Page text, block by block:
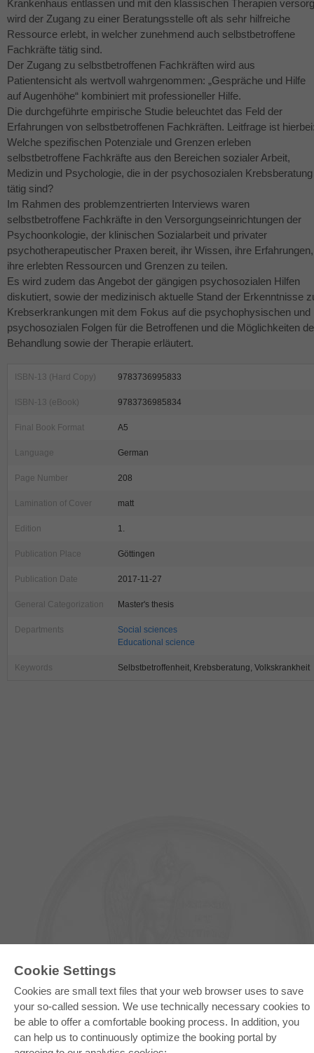
Cookie Settings
Cookies are small text files that your web browser uses to save
your so-called session. We use technically necessary cookies to
be able to offer a comfortable booking process. In addition, you
can help us to continuously optimize the booking portal by
Krankenhaus entlassen und mit den klassischen Therapien
wird der Zugang zu einer Beratungsstelle oft als sehr hilfreiche
Ressource erlebt, in welcher zunehmend auch selbstbetroffene
Fachkräfte tätig sind.
Der Zugang zu selbstbetroffenen Fachkräften wird aus
Patientensicht als wertvoll wahrgenommen: „Gespräche und Hilfe
auf Augenhöhe“ kombiniert mit professioneller Hilfe.
Die durchgeführte empirische Studie beleuchtet das Feld der
Erfahrungen von selbstbetroffenen Fachkräften. Leitfrage ist
Welche spezifischen Potenziale und Grenzen erleben
selbstbetroffene Fachkräfte aus den Bereichen sozialer Arbeit,
Medizin und Psychologie, die in der psychosozialen Krebsberatung
tätig sind?
Im Rahmen des problemzentrierten Interviews waren
selbstbetroffene Fachkräfte in den Versorgungseinrichtungen der
Psychoonkologie, der klinischen Sozialarbeit und privater
psychotherapeutischer Praxen bereit, ihr Wissen, ihre Erfahrungen,
ihre erlebten Ressourcen und Grenzen zu teilen.
Es wird zudem das Angebot der gängigen psychosozialen Hilfen
diskutiert, sowie der medizinisch aktuelle Stand der Erkenntnisse
Krebserkrankungen mit dem Fokus auf die psychophysischen und
psychosozialen Folgen für die Betroffenen und die Möglichkeiten
Behandlung sowie der Therapie erläutert.
ISBN-13 (Hard Copy) 9783736995833
ISBN-13 (eBook) 9783736985834
Final Book Format A5
Language German
Page Number 208
Lamination of Cover matt
Edition 1.
Publication Place Göttingen
Publication Date 2017-11-27
General Categorization Master's thesis
Departments
Social sciences
Educational science
Keywords Selbstbetroffenheit, Krebsberatung, Volkskrankheit
E-COLLECTION
Full Package
Department Packages
Pick & Choose
E-Book Delivery
Frequently Asked Questions (FAQ)